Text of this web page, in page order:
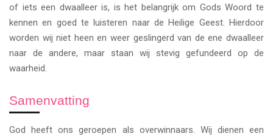
of iets een dwaalleer is, is het belangrijk om Gods Woord te
kennen en goed te luisteren naar de Heilige Geest. Hierdoor
worden wij niet heen en weer geslingerd van de ene dwaalleer
naar de andere, maar staan wij stevig gefundeerd op de
waarheid.
Samenvatting
God heeft ons geroepen als overwinnaars. Wij dienen een